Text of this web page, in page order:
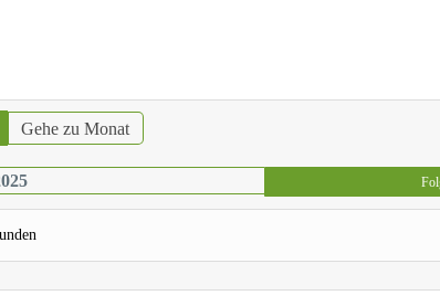
Gehe zu Monat